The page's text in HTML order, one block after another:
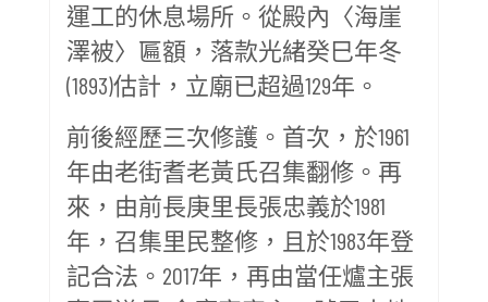
運工的休息場所。從殿內〈海崖
澤被〉匾額，落款光緒癸巳年冬
(1893)估計，立廟已超過129年。
前後經歷三次修護。首次，於1961
年由老街耆老黃氏召集翻修。再
來，由前長庚里長張忠義於1981
年，召集里民整修，且於1983年登
記合法。2017年，再由當任爐主張